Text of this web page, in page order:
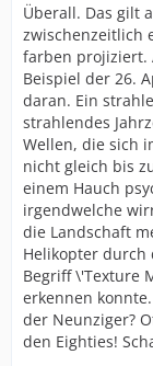
Überall. Das gilt
zwischenzeitlich
farben projiziert.
Beispiel der 26.
daran. Ein
strahlendes
Wellen, die sich
nicht gleich bis
einem Hauch
irgendwelche
die Landschaft
Helikopter durch
Begriff \'Texture
erkennen
der Neunziger?
den Eighties!